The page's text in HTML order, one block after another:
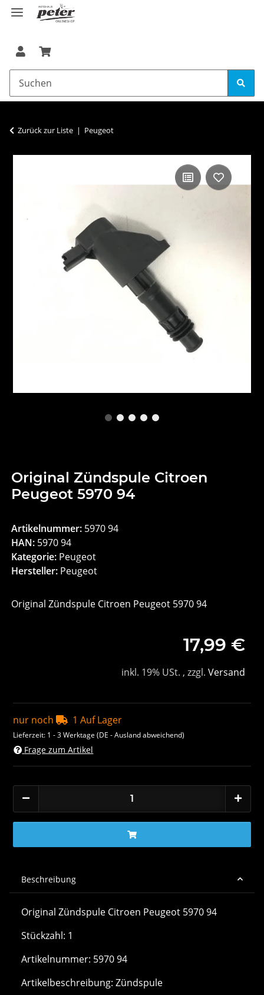
Zurück zur Liste Peugeot
Original Zündspule Citroen
Peugeot 5970 94
Artikelnummer: 5970 94
HAN: 5970 94
Kategorie: Peugeot
Hersteller: Peugeot
Original Zündspule Citroen Peugeot 5970 94
17,99 €
inkl. 19% USt. , zzgl. Versand
nur noch 1 Auf Lager
Lieferzeit: 1 - 3 Werktage(DE - Ausland abweichend)
Frage zum Artikel
Beschreibung
Original Zündspule Citroen Peugeot 5970 94
Stückzahl: 1
Artikelnummer: 5970 94
Artikelbeschreibung: Zündspule